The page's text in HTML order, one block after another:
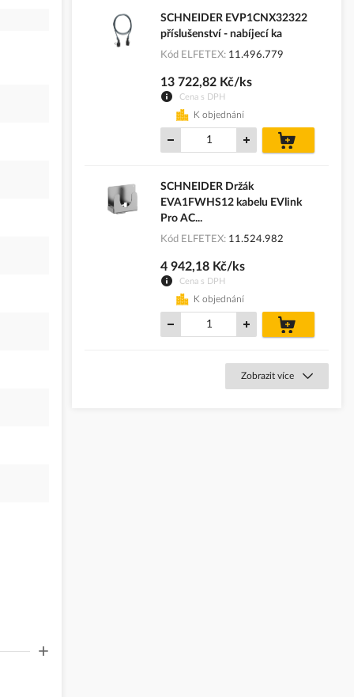
+
SCHNEIDER EVP1CNX32322
příslušenství - nabíjecí ka
Kód ELFETEX 11.496.779
Cena s DPH
13 722,82 Kč/ks
K objednání
košíku
SCHNEIDER Držák
EVA1FWHS12 kabelu EVlink
Pro AC...
Kód ELFETEX 11.524.982
Cena s DPH
4 942,18 Kč/ks
K objednání
košíku
Zobrazit více